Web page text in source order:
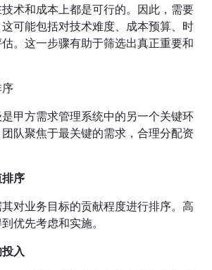
术和成本上都是可行的。因此，需要
可能包括对技术难度、成本预算、时
。这一步骤有助于筛选出真正重要和
甲方需求管理系统中的另一个关键环
队聚焦于最关键的需求，合理分配资
序
对业务目标的贡献程度进行排序。高
优先考虑和实施。
入